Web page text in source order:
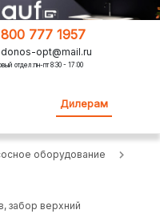
777 1957
opt@mail.ru
отдел:пн-пт 8:30 - 17:00
Дилерам
оборудование
забор верхний